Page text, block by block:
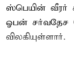
ஸ்பெயின் வீரர்
ஓபன் சர்வதேச
விலகியுள்ளார்.